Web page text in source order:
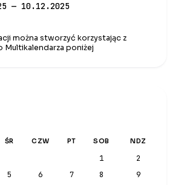
— 10.12.2025
można stworzyć korzystając z
poniżej
ŚR CZW PT SOB NDZ
1
2
5 6 7 8
9